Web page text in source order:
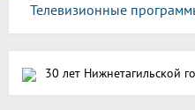
Телевизионные
30 лет Нижнетагильской